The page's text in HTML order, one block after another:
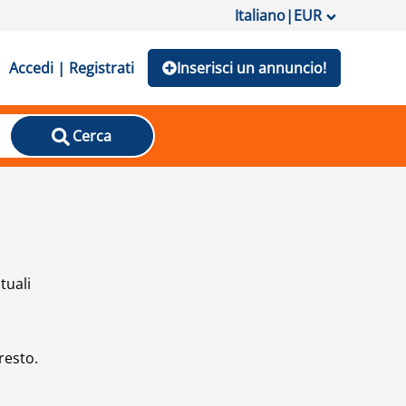
Italiano|EUR
Accedi | Registrati Inserisci un annuncio!
Cerca